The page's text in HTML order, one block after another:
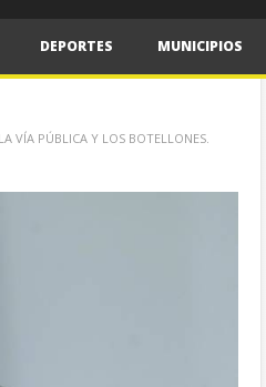
DEPORTES MUNICIPIOS
VÍA PÚBLICA Y LOS BOTELLONES.